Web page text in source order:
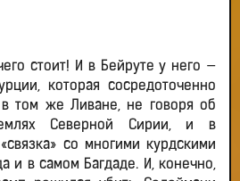
стоит! И в Бейруте у него —
которая сосредоточенно
в том же Ливане, не говоря об
Северной Сирии, и в
со многими курдскими
и в самом Багдаде. И, конечно,